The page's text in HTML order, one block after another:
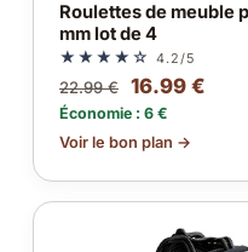
Roulettes de meuble
mm lot de 4
★★★★☆ 4.2/5
22.99 € 16.99 €
Économie : 6 €
Voir le bon plan →